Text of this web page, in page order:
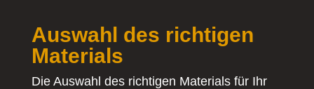
Auswahl des richtigen
Materials
Die Auswahl des richtigen Materials für Ihr